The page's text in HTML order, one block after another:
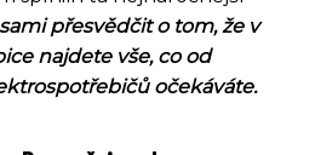
přesvědčit o tom, že v
najdete vše, co od
očekáváte.